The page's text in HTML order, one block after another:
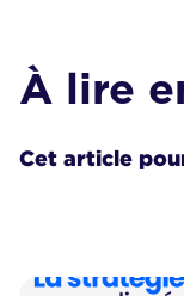
À lire
Cet article